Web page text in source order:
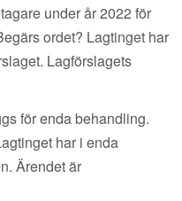
under år 2022 för
ordet? Lagtinget har
Lagförslagets
för enda behandling.
har i enda
Ärendet är